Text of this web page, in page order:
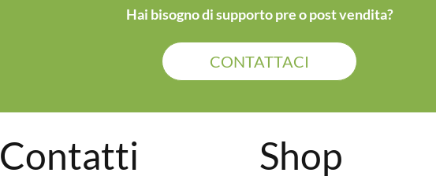
Hai bisogno di supporto pre o post vendita?
CONTATTACI
Contatti Shop